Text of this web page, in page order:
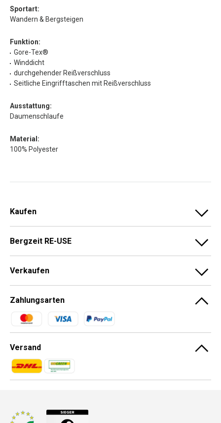
Sportart:
Wandern & Bergsteigen
Funktion:
Gore-Tex®
Winddicht
durchgehender Reißverschluss
Seitliche Eingrifftaschen mit Reißverschluss
Ausstattung:
Daumenschlaufe
Material:
100% Polyester
Kaufen
Bergzeit RE-USE
Verkaufen
Zahlungsarten
Zahlungsmethoden
Versand
Zahlungsmethoden
Zahlungsmethoden